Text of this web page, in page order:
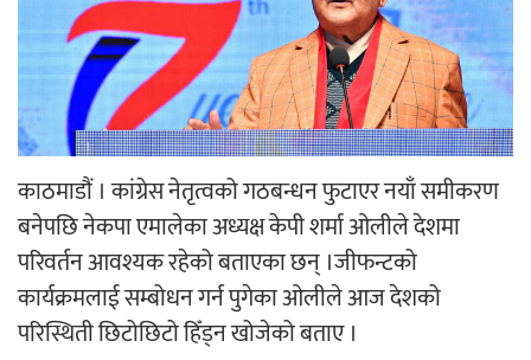
‘ईयुमा डट कम’ले बुधबारदेखि आफ्नो
औपचारिक सेवा सञ्चालनमा
हलमा छैन ‘गौँथली’को टिकट
काठमाडौं । कांग्रेस नेतृत्वको गठबन्धन फुटाएर नयाँ समीकरण
बनेपछि नेकपा एमालेका अध्यक्ष केपी शर्मा ओलीले देशमा
परिवर्तन आवश्यक रहेको बताएका छन् ।जीफन्टको
कार्यक्रमलाई सम्बोधन गर्न पुगेका ओलीले आज देशको
परिस्थिती छिटोछिटो हिँड्न खोजेको बताए ।